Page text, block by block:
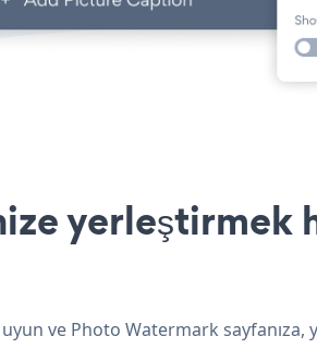
yerleştirmek
ve Photo Watermark sayfanıza,